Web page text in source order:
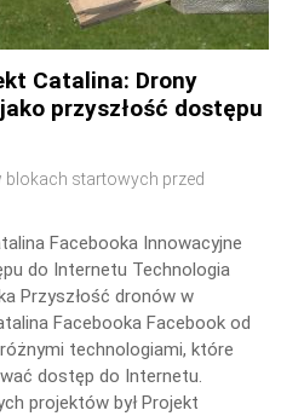
Catalina: Drony
przyszłość dostępu
blokach startowych przed
Facebooka Innowacyjne
do Internetu Technologia
Przyszłość dronów w
Facebooka Facebook od
technologiami, które
dostęp do Internetu.
projektów był Projekt